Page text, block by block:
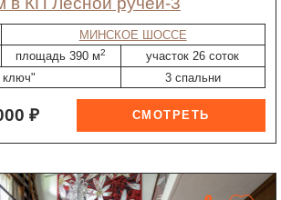
МИНСКОЕ ШОССЕ
площадь 390 м2
участок 26 соток
ключ"
3 спальни
₽